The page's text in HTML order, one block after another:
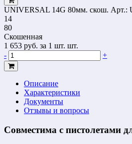
UNIVERSAL 14G 80мм. скош. Арт.:
14
80
Скошенная
1 653 руб. за 1 шт. шт.
-
+
Описание
Характеристики
Документы
Отзывы и вопросы
Совместима с пистолетами